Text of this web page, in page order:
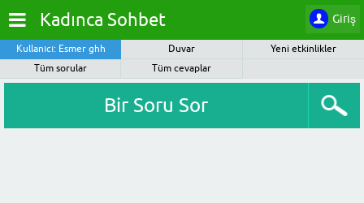
Giriş
Kadınca Sohbet
Kullanıcı: Esmer ghh Duvar
Yeni etkinlikler
Tüm sorular
Tüm cevaplar
Bir Soru Sor